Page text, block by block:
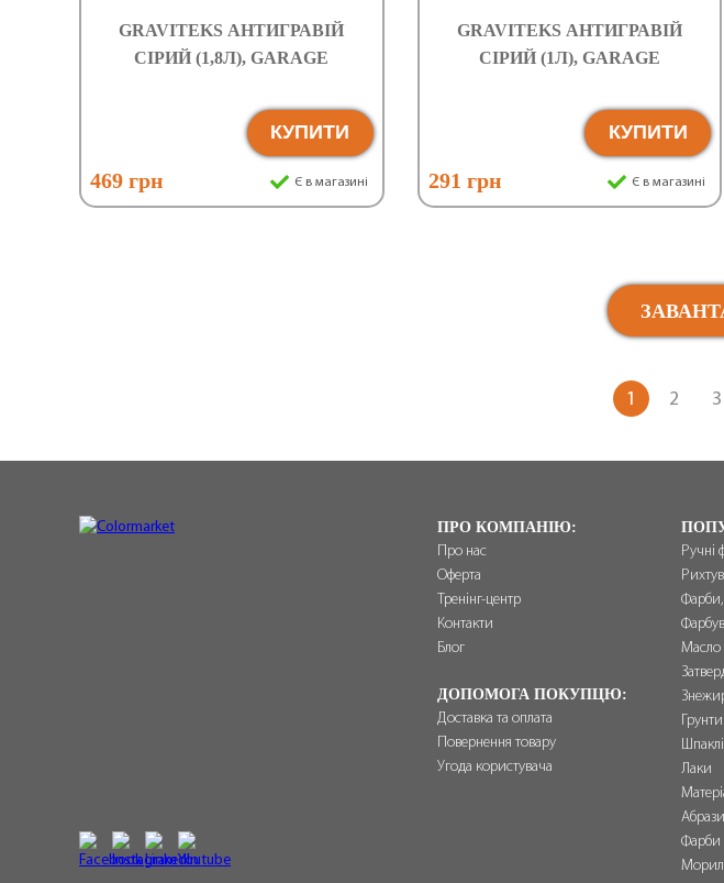
GRAVITEKS АНТИГРАВІЙ
СІРИЙ (1,8Л), GARAGE
469 грн
КУПИТИ
Є в магазині
GRAVITEKS АНТИГРАВІЙ
СІРИЙ (1Л), GARAGE
291 грн
КУПИТИ
Є в магазині
1 2 3
ПРО КОМПАНІЮ:
Про нас
Оферта
Тренінг-центр
Контакти
Блог
ДОПОМОГА ПОКУПЦЮ:
Доставка та оплата
Повернення товару
Угода користувача
Ручні
Фарби,
Масло
Грунти
Лаки
Фарби